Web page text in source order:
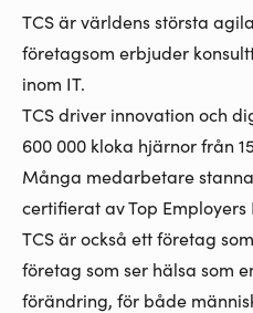
TCS är världens största
företagsom erbjuder
inom IT.
TCS driver innovation och
600 000 kloka hjärnor från
Många medarbetare
certifierat av Top Employers
TCS är också ett företag
företag som ser hälsa som
förändring, för både